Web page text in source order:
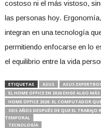
costoso ni el más vistoso,
las personas hoy.
integran en una tecnología
permitiendo enfocarse en lo
el equilibrio entre la vida
ETIQUETAS ASUS
ASUS
EL HOME OFFICE EN 2026 EXIGE ALGO
HOME OFFICE 2026: EL COMPUTADOR
SEIS AÑOS DESPUÉS DE QUE EL
TEMPORAL
TECNOLOGÍA